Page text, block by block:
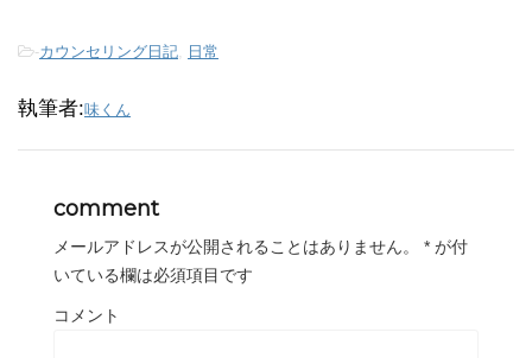
-カウンセリング日記 日常
執筆者:味くん
comment
メールアドレスが公開されることはありません。 * が付
いている欄は必須項目です
コメント